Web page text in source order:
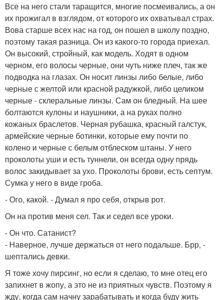
Все на него стали таращится, многие посмеивались, а он
их прожигал в взглядом, от которого их охватывал страх.
Вова старше всех нас на год, он пошел в школу поздно,
поэтому такая разница. Он из какого-то города приехал.
Он высокий, стройный, как модель. Ходят в одном
черном, его волосы черные, они чуть ниже плеч, так же
подводка на глазах. Он носит линзы либо белые, либо
черные с желтой или красной радужкой, либо целиком
черные - склеральные линзы. Сам он бледный. На шее
болтаются кулоны и наушники, а на руках полно
кожаных браслетов. Черная рубашка, красный галстук,
армейские черные ботинки, которые ему почти по
колено и черные с белым отблеском штаны. У него
проколоты уши и есть туннели, он всегда одну прядь
волос закидывает за ухо. Проколоты брови, есть септум.
Сумка у него в виде гроба.
- Ого, какой. - Думал я про себя, открыв рот.
Он на против меня сел. Так и седел все уроки.
- Он что. Сатанист?
- Наверное, лучше держаться от него подальше. Брр, -
шептались девки.
Я тоже хочу пирсинг, но если я сделаю, то мне отец его
запихнет в жопу, а это не из приятных чувств. Поэтому я
жду, когда сам начну зарабатывать и когда буду жить